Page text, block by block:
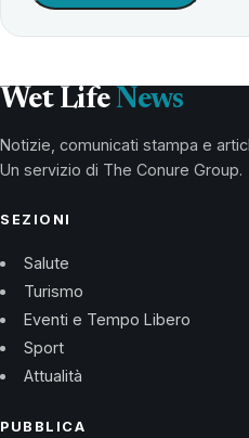
Wet Life News
Notizie, comunicati stampa e
Un servizio di The Conure Group.
SEZIONI
Salute
Turismo
Eventi e Tempo Libero
Sport
Attualità
PUBBLICA